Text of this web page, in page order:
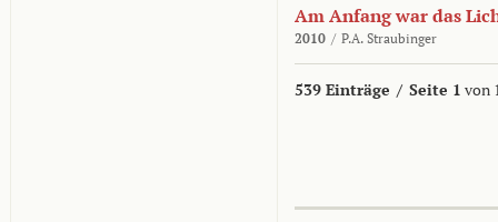
Am Anfang war das
2010 / P.A. Straubinger
539 Einträge / Seite 1 von